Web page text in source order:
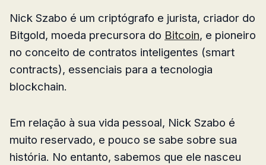
Nick Szabo é um criptógrafo e jurista, criador do
Bitgold, moeda precursora do Bitcoin, e pioneiro
no conceito de contratos inteligentes (smart
contracts), essenciais para a tecnologia
blockchain.
Em relação à sua vida pessoal, Nick Szabo é
muito reservado, e pouco se sabe sobre sua
história. No entanto, sabemos que ele nasceu